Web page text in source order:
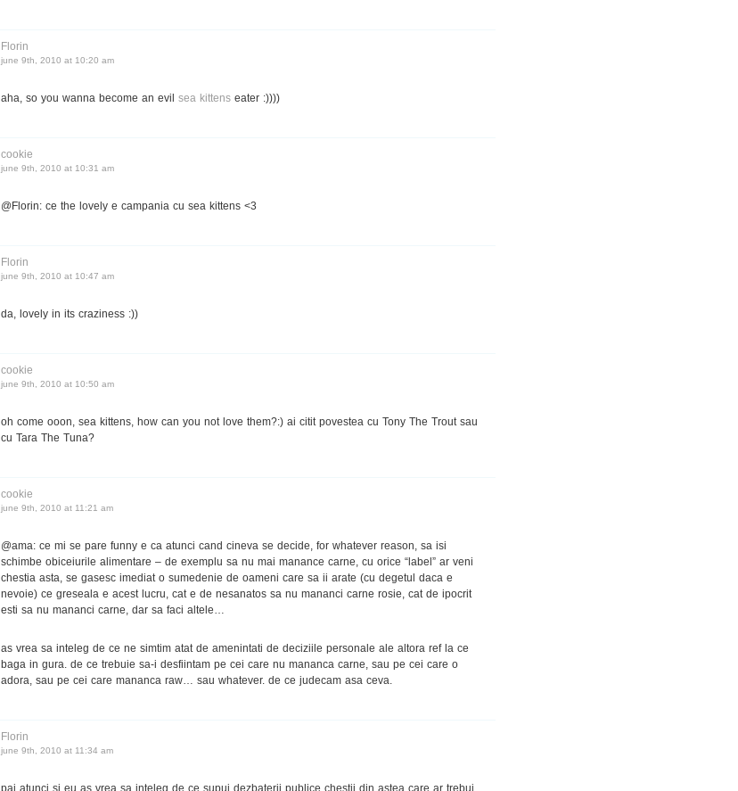
Florin
june 9th, 2010 at 10:20 am
aha, so you wanna become an evil sea kittens eater :))))
cookie
june 9th, 2010 at 10:31 am
@Florin: ce the lovely e campania cu sea kittens <3
Florin
june 9th, 2010 at 10:47 am
da, lovely in its craziness :))
cookie
june 9th, 2010 at 10:50 am
oh come ooon, sea kittens, how can you not love them?:) ai citit povestea cu Tony The Trout sau
cu Tara The Tuna?
cookie
june 9th, 2010 at 11:21 am
@ama: ce mi se pare funny e ca atunci cand cineva se decide, for whatever reason, sa isi
schimbe obiceiurile alimentare – de exemplu sa nu mai manance carne, cu orice “label” ar veni
chestia asta, se gasesc imediat o sumedenie de oameni care sa ii arate (cu degetul daca e
nevoie) ce greseala e acest lucru, cat e de nesanatos sa nu mananci carne rosie, cat de ipocrit
esti sa nu mananci carne, dar sa faci altele…
as vrea sa inteleg de ce ne simtim atat de amenintati de deciziile personale ale altora ref la ce
baga in gura. de ce trebuie sa-i desfiintam pe cei care nu mananca carne, sau pe cei care o
adora, sau pe cei care mananca raw… sau whatever. de ce judecam asa ceva.
Florin
june 9th, 2010 at 11:34 am
pai atunci si eu as vrea sa inteleg de ce supui dezbaterii publice chestii din astea care ar trebui